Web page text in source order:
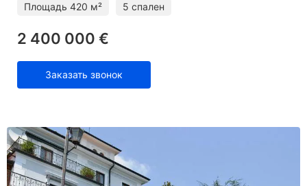
Площадь 420 м² 5 спален
2 400 000 €
Заказать звонок